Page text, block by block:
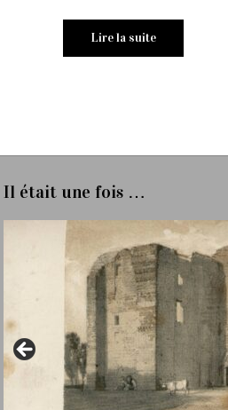
Lire la suite
Il était une fois …